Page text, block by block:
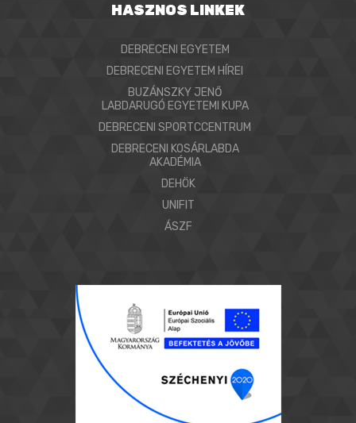
HASZNOS LINKEK
DEBRECENI EGYETEM
DEBRECENI EGYETEM HÍREI
BUZÁNSZKY JENŐ
LABDARUGÓ EGYETEMI KUPA
DEBRECENI SPORTCCENTRUM
DEBRECENI KOSÁRLABDA
AKADÉMIA
DEHÖK
UNIFIT
ÁSZF